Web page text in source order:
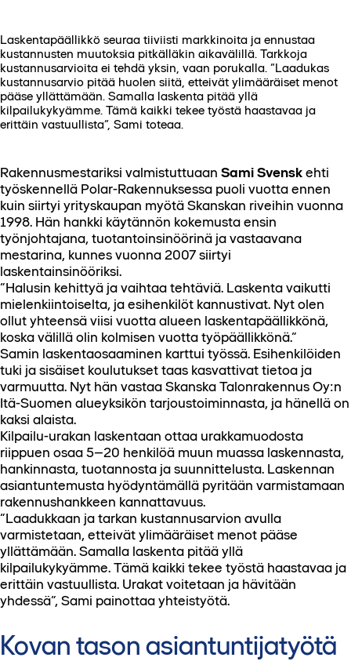
Laskentapäällikkö seuraa tiiviisti markkinoita ja ennustaa
kustannusten muutoksia pitkälläkin aikavälillä. Tarkkoja
kustannusarvioita ei tehdä yksin, vaan porukalla. ”Laadukas
kustannusarvio pitää huolen siitä, etteivät ylimääräiset menot
pääse yllättämään. Samalla laskenta pitää yllä
kilpailukykyämme. Tämä kaikki tekee työstä haastavaa ja
erittäin vastuullista”, Sami toteaa.
Rakennusmestariksi valmistuttuaan Sami Svenskehti
työskennellä Polar-Rakennuksessa puoli vuotta ennen
kuin siirtyi yrityskaupan myötä Skanskan riveihin vuonna
1998. Hän hankki käytännön kokemusta ensin
työnjohtajana, tuotantoinsinöörinä ja vastaavana
mestarina, kunnes vuonna 2007 siirtyi
laskentainsinööriksi.
”Halusin kehittyä ja vaihtaa tehtäviä. Laskenta vaikutti
mielenkiintoiselta, ja esihenkilöt kannustivat. Nyt olen
ollut yhteensä viisi vuotta alueen laskentapäällikkönä,
koska välillä olin kolmisen vuotta työpäällikkönä.”
Samin laskentaosaaminen karttui työssä. Esihenkilöiden
tuki ja sisäiset koulutukset taas kasvattivat tietoa ja
varmuutta. Nyt hän vastaa Skanska Talonrakennus Oy:n
Itä-Suomen alueyksikön tarjoustoiminnasta, ja hänellä on
kaksi alaista.
Kilpailu-urakan laskentaan ottaa urakkamuodosta
riippuen osaa 5–20 henkilöä muun muassa laskennasta,
hankinnasta, tuotannosta ja suunnittelusta. Laskennan
asiantuntemusta hyödyntämällä pyritään varmistamaan
rakennushankkeen kannattavuus.
”Laadukkaan ja tarkan kustannusarvion avulla
varmistetaan, etteivät ylimääräiset menot pääse
yllättämään. Samalla laskenta pitää yllä
kilpailukykyämme. Tämä kaikki tekee työstä haastavaa ja
erittäin vastuullista. Urakat voitetaan ja hävitään
yhdessä”, Sami painottaa yhteistyötä.
Kovan tason asiantuntijatyötä